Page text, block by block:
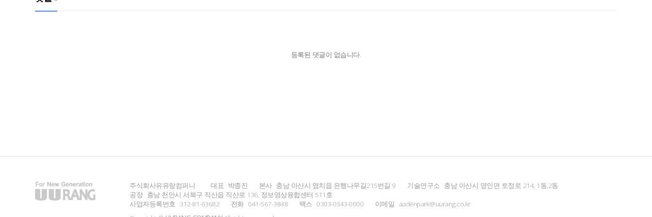
등록된 댓글이 없습니다.
주식회사유유랑컴퍼니 대표 박종진 본사 충남 아산시 염치읍 은행나무길215번길 9 기술연구소 충남 아산시 영인면 토정로 214, 1동,2동
공장 충남 천안시 서북구 직산읍 직산로 136, 정보영상융합센터 511호
사업자등록번호 312-81-63682 전화 041-567-3848 팩스 0303-0343-0000 이메일 aadenpark@uurang.co.kr